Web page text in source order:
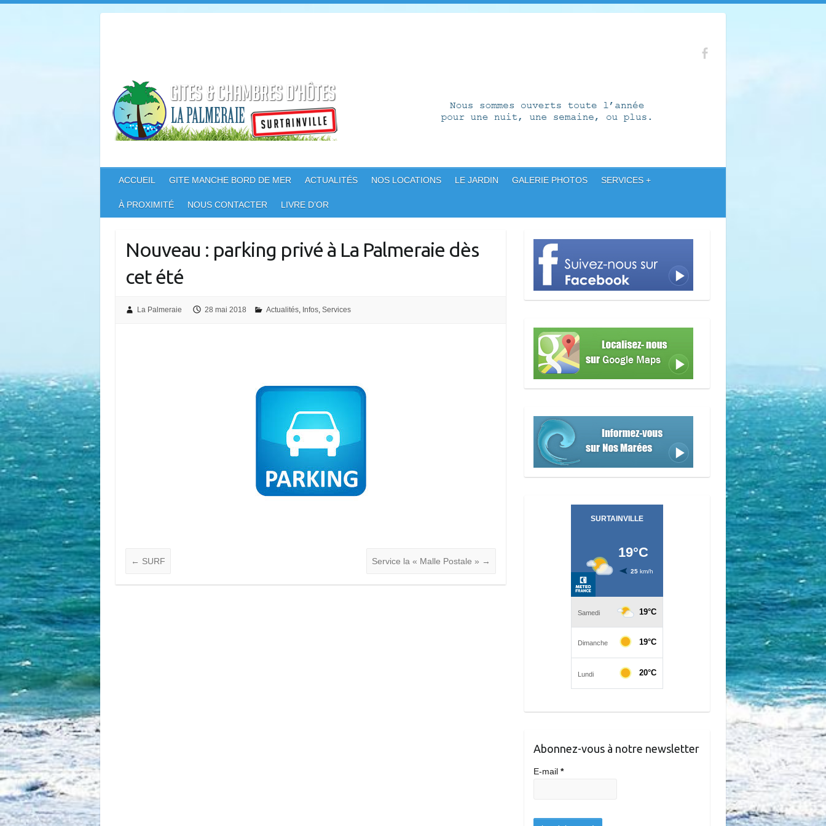
ACCUEIL GITE MANCHE BORD DE MER ACTUALITÉS NOS LOCATIONS LE JARDIN GALERIE PHOTOS SERVICES +
À PROXIMITÉ NOUS CONTACTER LIVRE D’OR
Nouveau : parking privé à La Palmeraie dès
cet été
La Palmeraie 28 mai 2018 Actualités, Infos, Services
← SURF Service la « Malle Postale » →
Abonnez-vous à notre newsletter
E-mail *